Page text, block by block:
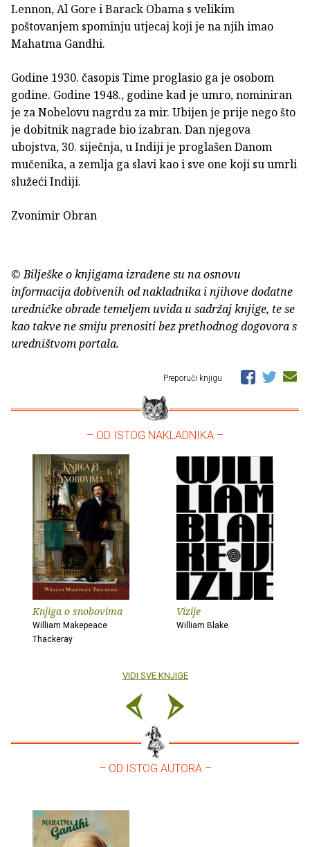
Lennon, Al Gore i Barack Obama s velikim
poštovanjem spominju utjecaj koji je na njih imao
Mahatma Gandhi.
Godine 1930. časopis Time proglasio ga je osobom
godine. Godine 1948., godine kad je umro, nominiran
je za Nobelovu nagrdu za mir. Ubijen je prije nego što
je dobitnik nagrade bio izabran. Dan njegova
ubojstva, 30. siječnja, u Indiji je proglašen Danom
mučenika, a zemlja ga slavi kao i sve one koji su umrli
služeći Indiji.
Zvonimir Obran
© Bilješke o knjigama izrađene su na osnovu
informacija dobivenih od nakladnika i njihove dodatne
uredničke obrade temeljem uvida u sadržaj knjige, te se
kao takve ne smiju prenositi bez prethodnog dogovora s
uredništvom portala.
Preporuči knjigu
– OD ISTOG NAKLADNIKA –
Knjiga o snobovima
William Makepeace
Thackeray
Vizije
William Blake
VIDI SVE KNJIGE
– OD ISTOG AUTORA –